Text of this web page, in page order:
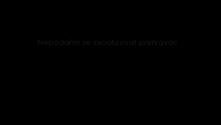
Nepodařilo se inicializovat přehrávač